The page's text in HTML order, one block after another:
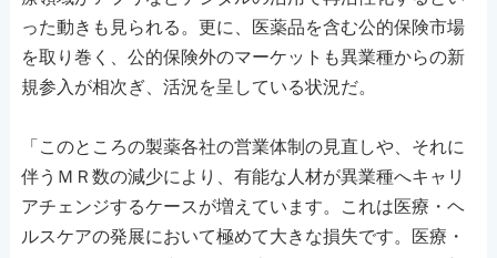
った動きも見られる。更に、医薬品を含む公的保険市場
を取り巻く、公的保険外のマーケットも異業種からの新
規参入が相次ぎ、活況を呈している状況だ。
「このところの製薬各社の営業体制の見直しや、それに
伴うＭＲ数の減少により、有能な人材が異業種へキャリ
アチェンジするケースが増えています。これは医療・ヘ
ルスケアの発展において極めて大きな損失です。医療・